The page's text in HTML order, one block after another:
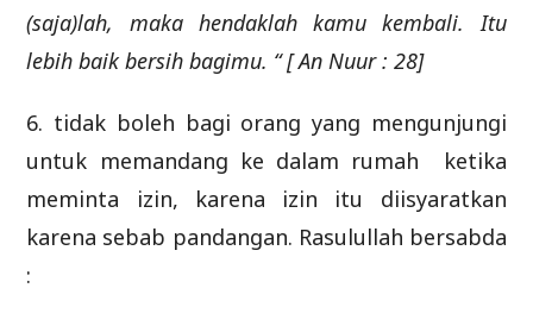
(saja)lah, maka hendaklah kamu kembali. Itu
lebih baik bersih bagimu. “ [ An Nuur : 28]
6. tidak boleh bagi orang yang mengunjungi
untuk memandang ke dalam rumah ketika
meminta izin, karena izin itu diisyaratkan
karena sebab pandangan. Rasulullah bersabda
: